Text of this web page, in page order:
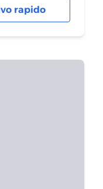
rapido